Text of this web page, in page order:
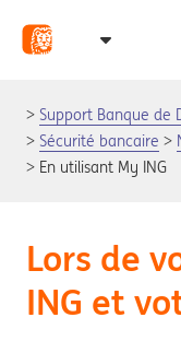
Support Banque de
Sécurité bancaire
En utilisant My ING
Lors de
ING et